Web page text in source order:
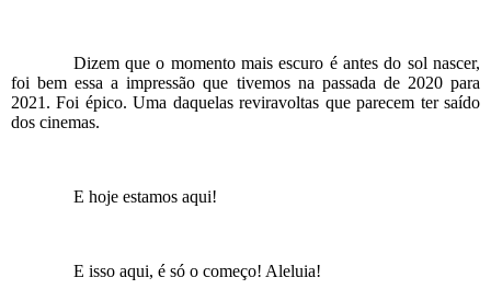
Dizem que o momento mais escuro é antes do sol nascer,
foi bem essa a impressão que tivemos na passada de 2020 para
2021. Foi épico. Uma daquelas reviravoltas que parecem ter saído
dos cinemas.
E hoje estamos aqui!
E isso aqui, é só o começo! Aleluia!